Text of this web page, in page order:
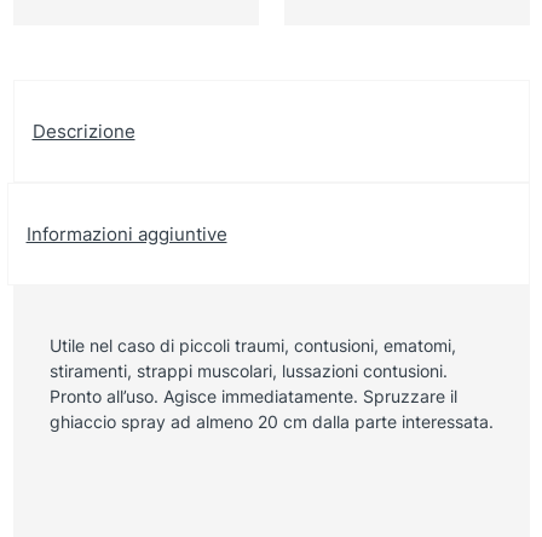
Descrizione
Informazioni aggiuntive
Utile nel caso di piccoli traumi, contusioni, ematomi,
stiramenti, strappi muscolari, lussazioni contusioni.
Pronto all’uso. Agisce immediatamente. Spruzzare il
ghiaccio spray ad almeno 20 cm dalla parte interessata.